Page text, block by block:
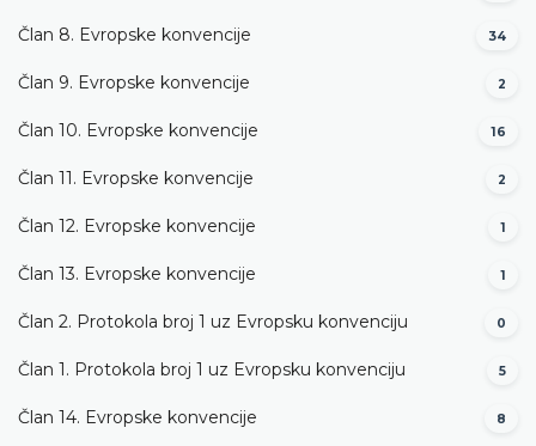
Član 8. Evropske konvencije 34
Član 9. Evropske konvencije 2
Član 10. Evropske konvencije 16
Član 11. Evropske konvencije 2
Član 12. Evropske konvencije 1
Član 13. Evropske konvencije 1
Član 2. Protokola broj 1 uz Evropsku konvenciju 0
Član 1. Protokola broj 1 uz Evropsku konvenciju 5
Član 14. Evropske konvencije 8